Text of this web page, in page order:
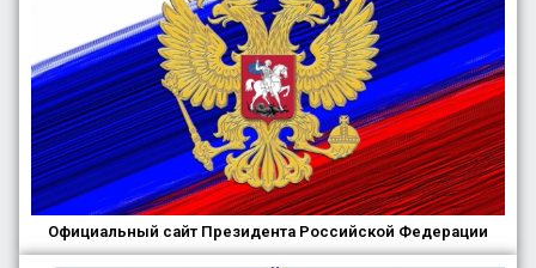
Официальный сайт Президента Российской Федерации